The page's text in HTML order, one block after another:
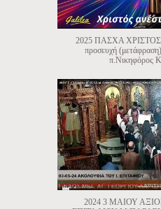
2025 ΠΑΣΧΑ ΧΡΙΣΤΟΣ
προσευχή
π.Νικηφόρος
2024 3 ΜΑΙΟΥ